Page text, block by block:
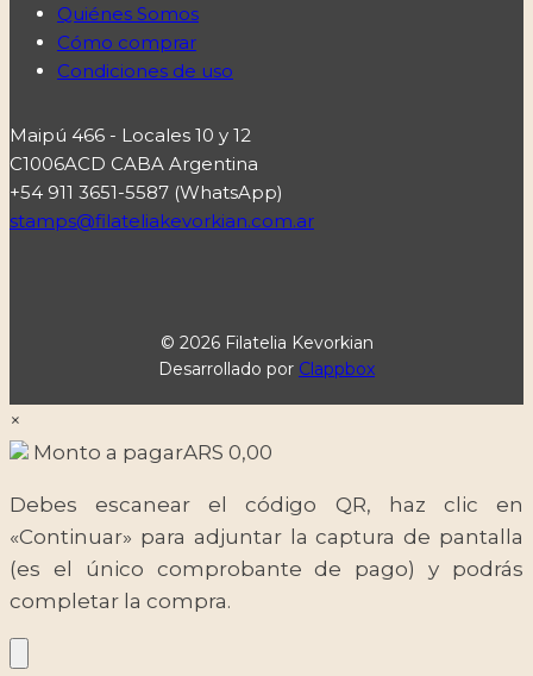
Quiénes Somos
Cómo comprar
Condiciones de uso
Maipú 466 - Locales 10 y 12
C1006ACD CABA Argentina
+54 911 3651-5587 (WhatsApp)
stamps@filateliakevorkian.com.ar
© 2026 Filatelia Kevorkian
Desarrollado por Clappbox
×
Monto a pagarARS 0,00
Debes escanear el código QR, haz clic en
«Continuar» para adjuntar la captura de pantalla
(es el único comprobante de pago) y podrás
completar la compra.